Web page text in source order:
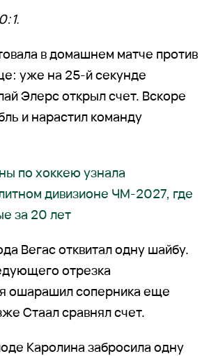
в домашнем матче против
уже на 25-й секунде
Элерс открыл счет. Вскоре
и нарастил команду
по хоккею узнала
дивизионе ЧМ-2027, где
за 20 лет
Вегас отквитал одну шайбу.
отрезка
ошарашил соперника еще
Стаал сравнял счет.
Каролина забросила одну